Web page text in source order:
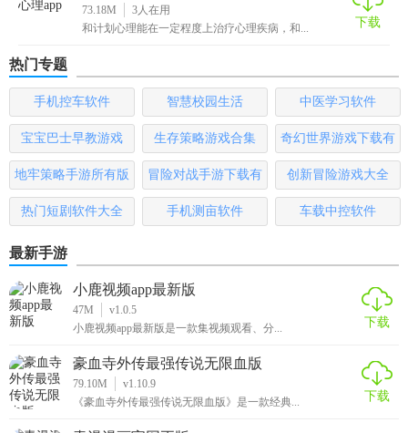
理策略，成为了一款备受好评的个人成长工具。无论是对于
寻求职业突破的用户，还是希望改善生活质量的个人，这款
应用都能提供有效的支持和帮助。其社区互动功能增强了用
户的参与感和归属感，使得成长之路不再孤单。总体而言，
计划心理最新版是一款值得推荐的应用。
73.18M 3人在用
和计划心理能在一定程度上治疗心理疾病，和...
下载
热门专题
手机控车软件 智慧校园生活 中医学习软件
宝宝巴士早教游戏 生存策略游戏合集
奇幻世界游戏下载有
哪些
地牢策略手游所有版
本
冒险对战手游下载有
哪些
创新冒险游戏大全
热门短剧软件大全 手机测亩软件 车载中控软件
最新手游
小鹿视频app最新版
47M
v1.0.5
小鹿视频app最新版是一款集视频观看、分...
下载
豪血寺外传最强传说无限血版
79.10M
v1.10.9
《豪血寺外传最强传说无限血版》是一款经典...
下载